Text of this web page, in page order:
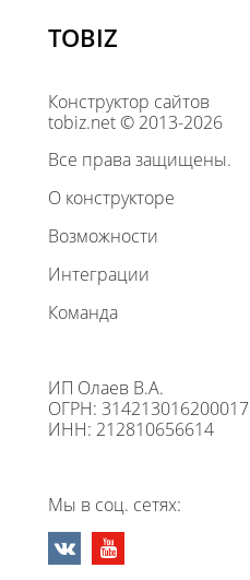
TOBIZ
Конструктор сайтов
tobiz.net © 2013-2026
Все права защищены.
О конструкторе
Возможности
Интеграции
Команда
ИП Олаев В.А.
ОГРН: 314213016200017
ИНН: 212810656614
Мы в соц. сетях: